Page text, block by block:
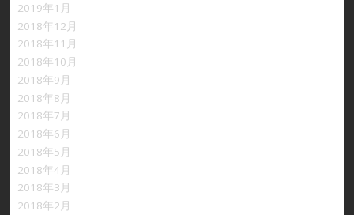
2019年1月
2018年12月
2018年11月
2018年10月
2018年9月
2018年8月
2018年7月
2018年6月
2018年5月
2018年4月
2018年3月
2018年2月